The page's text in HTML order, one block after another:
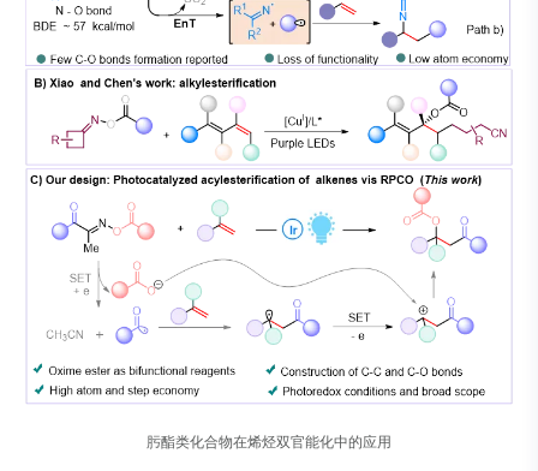
肟酯类化合物在烯烃双官能化中的应用